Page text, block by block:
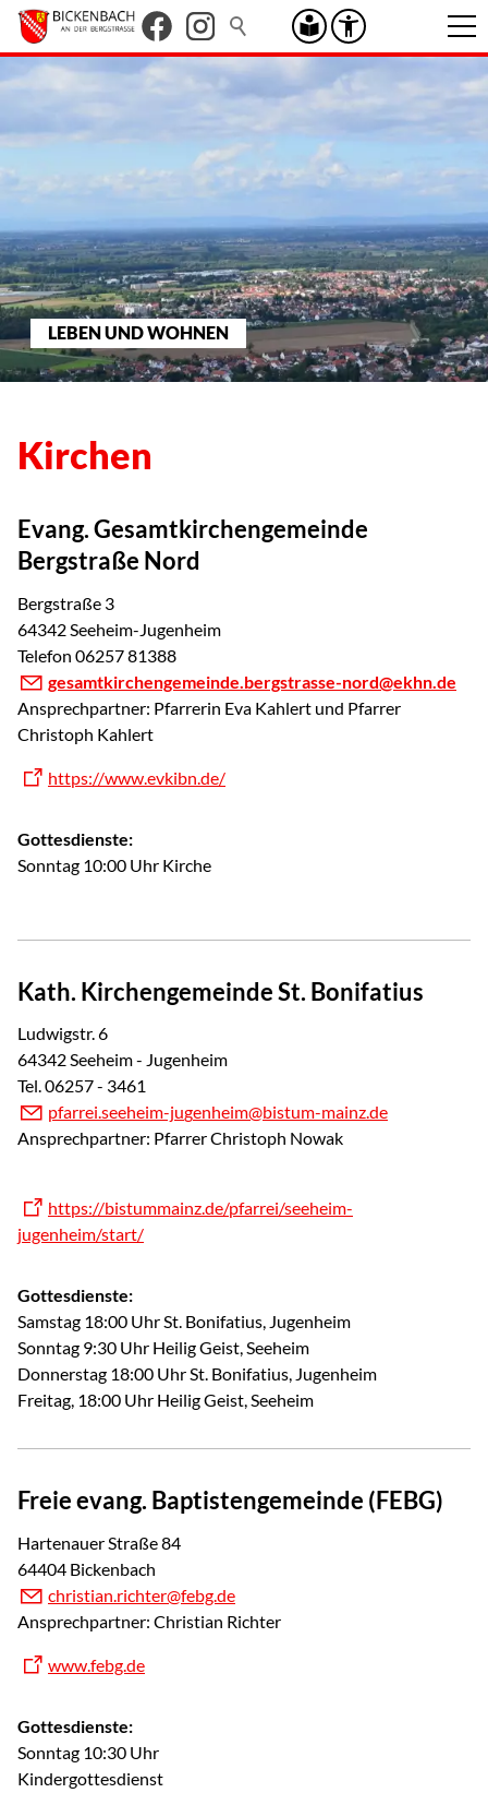
LEBEN UND WOHNEN
Kirchen
Evang. Gesamtkirchengemeinde
Bergstraße Nord
Bergstraße 3
64342 Seeheim-Jugenheim
Telefon 06257 81388
gesamtkirchengemeinde.bergstrasse-nord@ekhn.de
Ansprechpartner: Pfarrerin Eva Kahlert und Pfarrer
Christoph Kahlert
https://www.evkibn.de/
Gottesdienste:
Sonntag 10:00 Uhr Kirche
Kath. Kirchengemeinde St. Bonifatius
Ludwigstr. 6
64342 Seeheim - Jugenheim
Tel. 06257 - 3461
pf rr s h m-j g nh m b st m-m nzd
Ansprechpartner: Pfarrer Christoph Nowak
https://bistummainz.de/pfarrei/seeheim-
jugenheim/start/
Gottesdienste:
Samstag 18:00 Uhr St. Bonifatius, Jugenheim
Sonntag 9:30 Uhr Heilig Geist, Seeheim
Donnerstag 18:00 Uhr St. Bonifatius, Jugenheim
Freitag, 18:00 Uhr Heilig Geist, Seeheim
Freie evang. Baptistengemeinde (FEBG)
Hartenauer Straße 84
64404 Bickenbach
christian.richter@febg.de
Ansprechpartner: Christian Richter
www.febg.de
Gottesdienste:
Sonntag 10:30 Uhr
Kindergottesdienst